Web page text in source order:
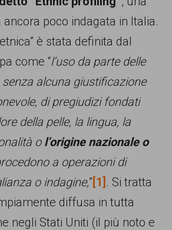
poco indagata in Italia.
è stata definita dal
come “l’uso da parte delle
senza alcuna giustificazione
di pregiudizi fondati
della pelle, la lingua, la
o l’origine nazionale o
a operazioni di
o indagine,”[1] . Si tratta
diffusa in tutta
negli Stati Uniti (il più noto e